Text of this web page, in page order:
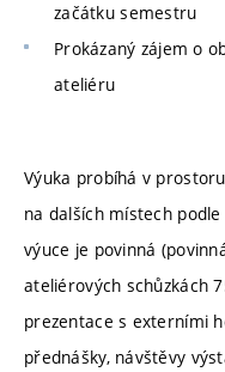
začátku semestru
Prokázaný zájem o
ateliéru
Výuka probíhá v
na dalších místech
výuce je povinná
ateliérových schůzkách
prezentace s externími
přednášky, návštěvy